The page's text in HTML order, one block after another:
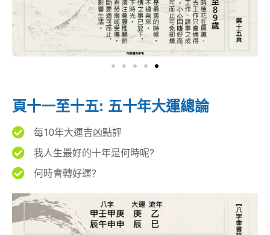
頁十一至十五: 五十年大運總論
每10年大運吉凶點評
我人生最好的十年是何時呢?
何時會轉好運?